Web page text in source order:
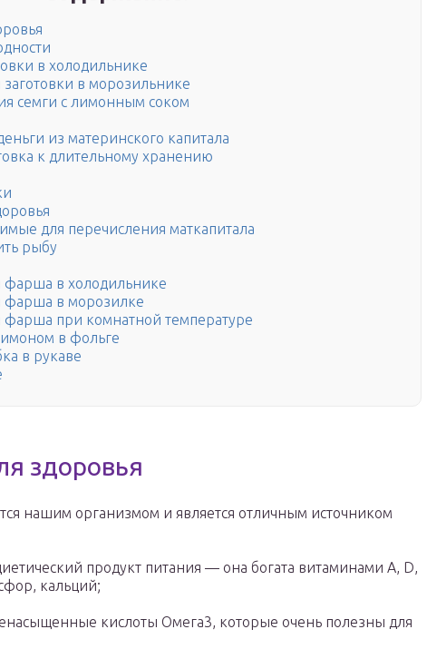
в холодильнике
в морозильнике
семги с лимонным соком
из материнского капитала
к длительному хранению
для перечисления маткапитала
рыбу
фарша в холодильнике
фарша в морозилке
фарша при комнатной температуре
в фольге
в рукаве
здоровья
нашим организмом и является отличным источником
продукт питания — она богата витаминами A, D,
кальций;
кислоты Омега3, которые очень полезны для